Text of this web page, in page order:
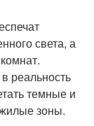
света, а
реальность
темные и
зоны.